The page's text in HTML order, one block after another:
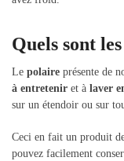
Quels sont
Le polaire présente de
à entretenir et à laver
sur un étendoir ou sur
Ceci en fait un produit
pouvez facilement